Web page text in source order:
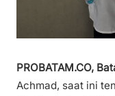
PROBATAM.CO,
Achmad, saat ini